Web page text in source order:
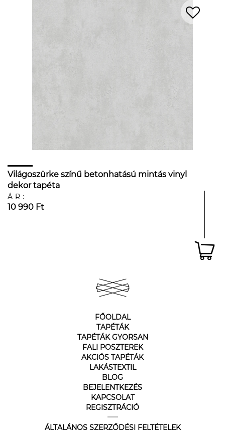
Világoszürke színű betonhatású mintás vinyl
dekor tapéta
ÁR:
10 990 Ft
FŐOLDAL
TAPÉTÁK
TAPÉTÁK GYORSAN
FALI POSZTEREK
AKCIÓS TAPÉTÁK
LAKÁSTEXTIL
BLOG
BEJELENTKEZÉS
KAPCSOLAT
REGISZTRÁCIÓ
ÁLTALÁNOS SZERZŐDÉSI FELTÉTELEK